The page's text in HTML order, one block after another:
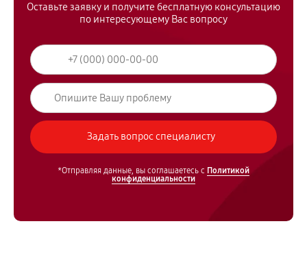
Оставьте заявку и получите бесплатную консультацию
по интересующему Вас вопросу
*Отправляя данные, вы соглашаетесь с Политикой
конфиденциальности